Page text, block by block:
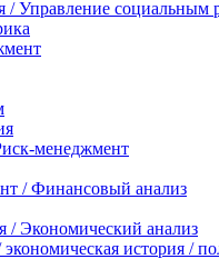
/ Управление социальным
менеджмент
/ Финансовый анализ
/ Экономический анализ
история /